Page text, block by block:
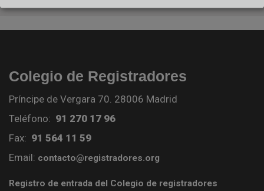
Colegio de Registradores
Príncipe de Vergara 70. 28006 Madrid
Teléfono: 91 270 17 96
Fax: 91 564 11 59
Email: contacto@registradores.org
Registro de entrada del Colegio de registradores